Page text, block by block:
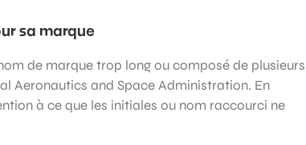
sa marque
de marque trop long ou composé de plusieurs
Aeronautics and Space Administration. En
à ce que les initiales ou nom raccourci ne